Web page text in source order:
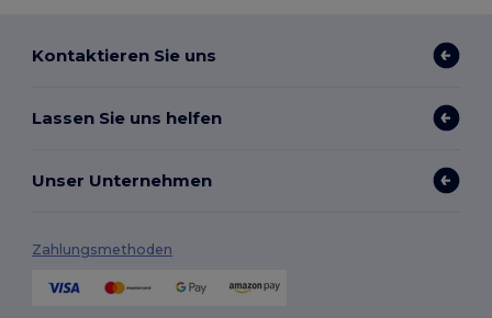
Kontaktieren Sie uns
Lassen Sie uns helfen
Unser Unternehmen
Zahlungsmethoden